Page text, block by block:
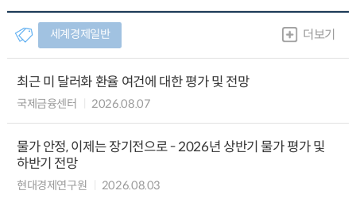
세계경제일반 더보기
최근 미 달러화 환율 여건에 대한 평가 및 전망
국제금융센터 2026.08.07
물가 안정, 이제는 장기전으로 - 2026년 상반기 물가 평가 및
하반기 전망
현대경제연구원 2026.08.03